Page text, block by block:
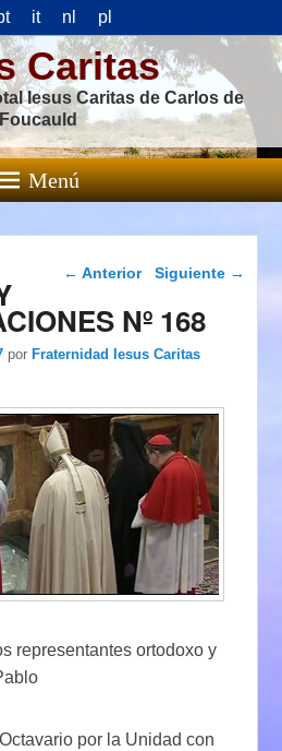
it nl pl
Caritas
Iesus Caritas de Carlos de
Foucauld
Menú
Navegación de
entradas
← Anterior Siguiente →
Nº 168
porFraternidad Iesus Caritas
representantes ortodoxo y
por la Unidad con